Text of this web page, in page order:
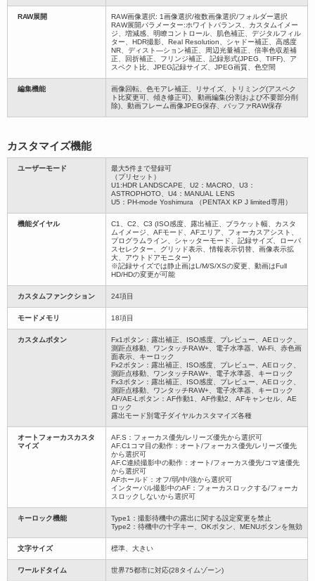
RAW展開
RAW画像選択: 1画像選択/複数画像選択/フォルダー選択
RAW展開パラメーター:ホワイトバランス、カスタムイメー
ジ、増減感、明瞭コントロール、肌色補正、デジタルフィル
ター、HDR撮影、Real Resolution、シャドー補正、高感度
NR、ディスト―ション補正、周辺光量補正、倍率色収差補
正、回折補正、フリンジ補正、記録形式(JPEG、TIFF)、ア
スペクト比、JPEG記録サイズ、JPEG画質、色空間
編集機能
画像回転、色モアレ補正、リサイズ、トリミング(アスペク
ト比変更可、傾き修正可)、動画編集(分割および不要部分削
除)、動画フレーム画像JPEG保存、バッファRAW保存
カスタマイズ機能
ユーザーモード
最大5件まで登録可
（プリセット）
U1:HDR LANDSCAPE、U2：MACRO、U3：
ASTROPHOTO、U4：MANUAL LENS
U5：PH-mode Yoshimura （PENTAX KP J limited専用）
機能ダイヤル
C1、C2、C3 (ISO感度、露出補正、ブラケット幅、カスタ
ムイメージ、AFモード、AFエリア、フォーカスアシスト、
プログラムライン、シャッターモード、記録サイズ、ローパ
スセレクター、グリッド表示、情報表示切替、画像表示拡
大、アウトドアモニター)
※記録サイズでは静止画はL/M/S/XSの変更、動画はFull
HD/HDの変更が可能
カスタムファンクション 24項目
モードメモリ 18項目
カスタムボタン
Fx1ボタン：露出補正、ISO感度、プレビュー、AEロック、
測距点移動、ワンタッチRAW+、電子水準器、Wi-Fi、赤色画
面表示、キーロック
Fx2ボタン：露出補正、ISO感度、プレビュー、AEロック、
測距点移動、ワンタッチRAW+、電子水準器、キーロック
Fx3ボタン：露出補正、ISO感度、プレビュー、AEロック、
測距点移動、ワンタッチRAW+、電子水準器、キーロック
AF/AE-Lボタン：AF作動1、AF作動2、AFキャンセル、AE
ロック
露出モード別電子ダイヤルカスタマイズ各種
オートフォーカスカスタ
マイズ
AF.S：フォーカス優先/レリーズ優先から選択可
AF.C1コマ目の動作：オート/フォーカス優先/レリーズ優先
から選択可
AF.C連続撮影中の動作：オート/フォーカス優先/コマ速優先
から選択可
AFホールド：オフ/弱/中/強から選択可
インターバル撮影中のAF：フォーカスロックする/フォーカ
スロックしないから選択可
キーロック機能
Type1：撮影待機中の露出に関する設定変更を禁止
Type2：待機中の十字キー、OKボタン、MENUボタンを無効
文字サイズ 標準、大きい
ワールドタイム 世界75都市に対応(28タイムゾーン)